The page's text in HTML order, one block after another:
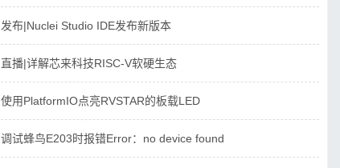
发布|Nuclei Studio IDE发布新版本
直播|详解芯来科技RISC-V软硬生态
使用PlatformIO点亮RVSTAR的板载LED
调试蜂鸟E203时报错Error：no device found